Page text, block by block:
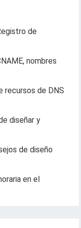
de
nombres
recursos de DNS
diseñar y
de diseño
en el